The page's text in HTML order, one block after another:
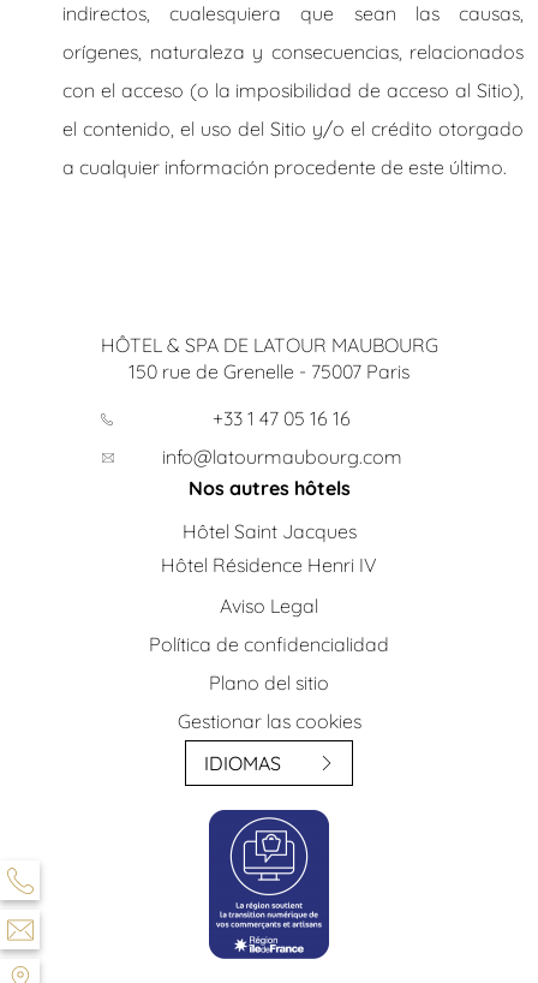
indirectos, cualesquiera que sean las causas,
orígenes, naturaleza y consecuencias, relacionados
con el acceso (o la imposibilidad de acceso al Sitio),
el contenido, el uso del Sitio y/o el crédito otorgado
a cualquier información procedente de este último.
HÔTEL & SPA DE LATOUR MAUBOURG
150 rue de Grenelle - 75007 Paris
+33 1 47 05 16 16
info@latourmaubourg.com
Nos autres hôtels
Hôtel Saint Jacques
Hôtel Résidence Henri IV
Aviso Legal
Política de confidencialidad
Plano del sitio
Gestionar las cookies
IDIOMAS